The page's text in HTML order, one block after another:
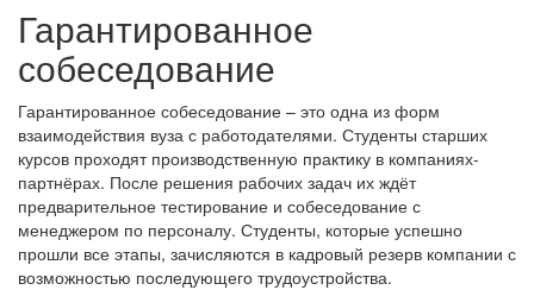
Гарантированное
собеседование
Гарантированное собеседование – это одна из форм
взаимодействия вуза с работодателями. Студенты старших
курсов проходят производственную практику в компаниях-
партнёрах. После решения рабочих задач их ждёт
предварительное тестирование и собеседование с
менеджером по персоналу. Студенты, которые успешно
прошли все этапы, зачисляются в кадровый резерв компании с
возможностью последующего трудоустройства.